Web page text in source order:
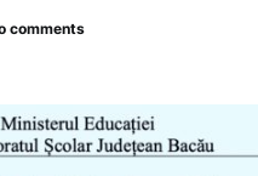
comments